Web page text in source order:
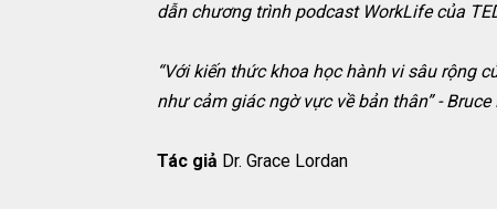
dẫn chương trình podcast WorkLife của
“Với kiến thức khoa học hành vi sâu rộng
như cảm giác ngờ vực về bản thân” -
Tác giả Dr. Grace Lordan